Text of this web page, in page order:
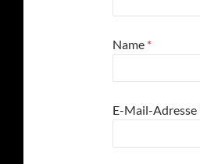
Name *
E-Mail-Adresse